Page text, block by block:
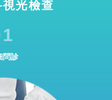
光檢查
問診